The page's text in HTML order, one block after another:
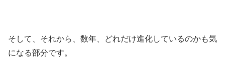
そして、それから、数年、どれだけ進化しているのかも気
になる部分です。